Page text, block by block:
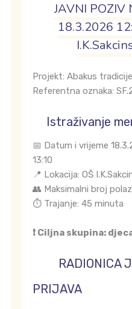
JAVNI POZIV
18.3.2026
Projekt: Abakus
Referentna oznaka:
Istraživanje
📅 Datum i vrijeme
13:10
📍 Lokacija: OŠ
👥 Maksimalni broj
⏱️ Trajanje: 45 minuta
❗ Ciljna skupina:
RADIONICA
PRIJAVA